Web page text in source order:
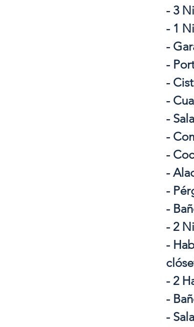
- 3
- 1
-
-
-
-
- Sala
-
-
-
-
-
- 2
-
- 2
-
-